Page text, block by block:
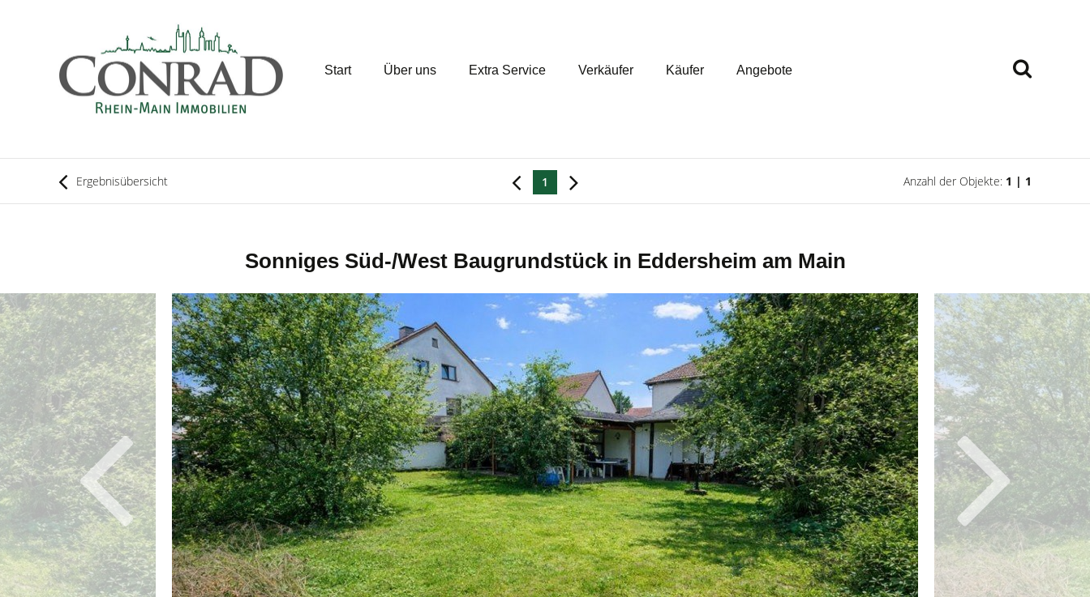
Start Über uns Extra Service Verkäufer Käufer Angebote
Ergebnisübersicht 1 Anzahl der Objekte: 1 | 1
Sonniges Süd-/West Baugrundstück in Eddersheim am Main